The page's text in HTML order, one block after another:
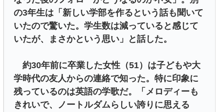
の3年生は「新しい学部を作るという話も聞いて
いたので驚いた。学生数は減っていると感じて
いたが、まさかという思い」と話した。
約30年前に卒業した女性（51）は子どもや大
学時代の友人からの連絡で知った。特に印象に
残っているのは英語の学歌だ。「メロディーも
きれいで、ノートルダムらしい誇りに思える